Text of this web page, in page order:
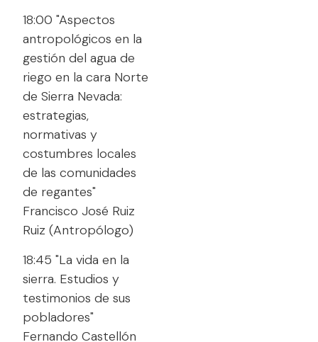
18:00 "Aspectos
antropológicos en la
gestión del agua de
riego en la cara Norte
de Sierra Nevada:
estrategias,
normativas y
costumbres locales
de las comunidades
de regantes"
Francisco José Ruiz
Ruiz (Antropólogo)
18:45 "La vida en la
sierra. Estudios y
testimonios de sus
pobladores"
Fernando Castellón